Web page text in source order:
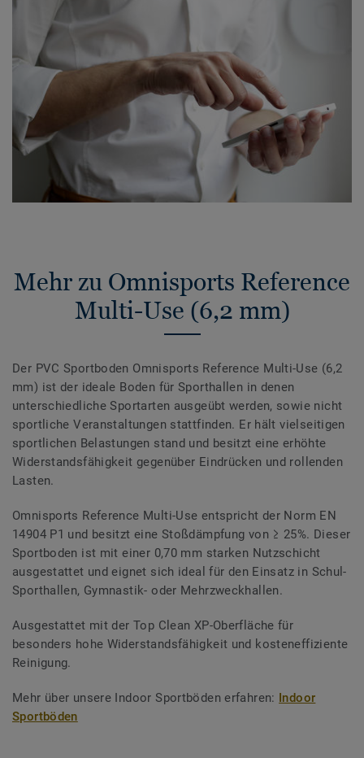
Mehr zu Omnisports Reference
Multi-Use (6,2 mm)
Der PVC Sportboden Omnisports Reference Multi-Use (6,2
mm) ist der ideale Boden für Sporthallen in denen
unterschiedliche Sportarten ausgeübt werden, sowie nicht
sportliche Veranstaltungen stattfinden. Er hält vielseitigen
sportlichen Belastungen stand und besitzt eine erhöhte
Widerstandsfähigkeit gegenüber Eindrücken und rollenden
Lasten.
Omnisports Reference Multi-Use entspricht der Norm EN
14904 P1 und besitzt eine Stoßdämpfung von ≥ 25%. Dieser
Sportboden ist mit einer 0,70 mm starken Nutzschicht
ausgestattet und eignet sich ideal für den Einsatz in Schul-
Sporthallen, Gymnastik- oder Mehrzweckhallen.
Ausgestattet mit der Top Clean XP-Oberfläche für
besonders hohe Widerstandsfähigkeit und kosteneffiziente
Reinigung.
Mehr über unsere Indoor Sportböden erfahren: Indoor
Sportböden